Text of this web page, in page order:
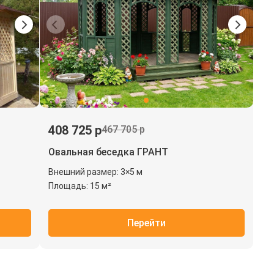
408 725 р467 705 р
Овальная беседка ГРАНТ
Внешний размер: 3×5 м
Площадь: 15 м²
Перейти